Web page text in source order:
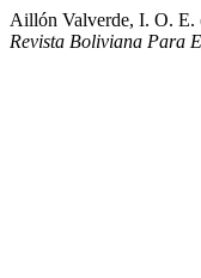
Aillón Valverde, I. O.
Revista Boliviana Para